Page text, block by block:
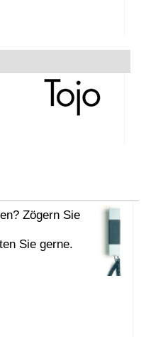
Zögern Sie
Sie gerne.